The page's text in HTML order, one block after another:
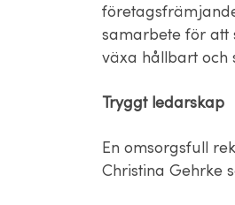
samarbete för att
växa hållbart och
Tryggt ledarskap
En omsorgsfull
Christina Gehrke